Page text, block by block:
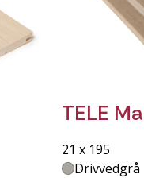
TELE
21 x 195
Drivvedgrå